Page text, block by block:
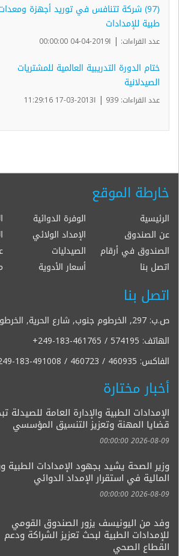
(97) شركة تتنافس في توريد أجهزة
طبية للإمدادات
عدد القراءات: | ا2019-04-04 00:00:00
ختام الدورة التدريبية العالمية للمشتريات
الصيدلانية
عدد القراءات: 939 | ا2013-03-17 11:29:16
خارطة الموقع
الرئيسية الوفرة الدوائية
عن الصندوق
الإمداد الولائي
الصندوق في أرقام
الصيدليات
اتصل بنا
أسعار الأدوية
اتصل بنا
ص.ب: 297, الخرطوم جنوب, شارع الحرية, الخرطوم, السودان
الهاتف: +249-183-461765 / 574195
الفاكس: 183-491008 / 460723 / 460935
أخبار مختارة
الإمدادات الطبية والإدارة العامة للصيدلة
قضايا المهنة وتعزيز التنسيق المؤسسي
2026-08-09 00:00:00
وزير الصحة يشيد بجهود الإمدادات الطبية
المالية في استقرار الإمداد الدوائي
2026-08-09 00:00:00
وفد من اليونيسف يزور الصندوق القومي
للإمدادات الطبية لبحث تعزيز الشراكة ودعم
القطاع الصحي